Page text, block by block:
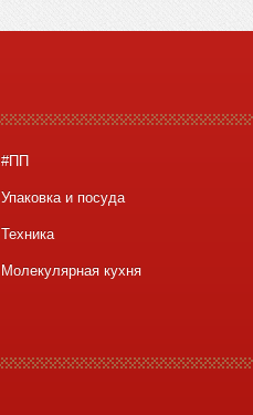
#ПП
Упаковка и посуда
Техника
Молекулярная кухня